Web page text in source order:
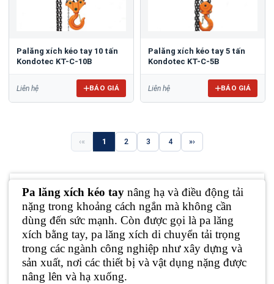
Palăng xích kéo tay 10 tấn
Kondotec KT-C-10B
Liên hệ BÁO GIÁ
Palăng xích kéo tay 5 tấn
Kondotec KT-C-5B
Liên hệ BÁO GIÁ
« 1 2 3 4 »
Pa lăng xích kéo tay nâng hạ và điều động tải
nặng trong khoảng cách ngắn mà không cần
dùng đến sức mạnh. Còn được gọi là pa lăng
xích bằng tay, pa lăng xích di chuyển tải trọng
trong các ngành công nghiệp như xây dựng và
sản xuất, nơi các thiết bị và vật dụng nặng được
nâng lên và hạ xuống.